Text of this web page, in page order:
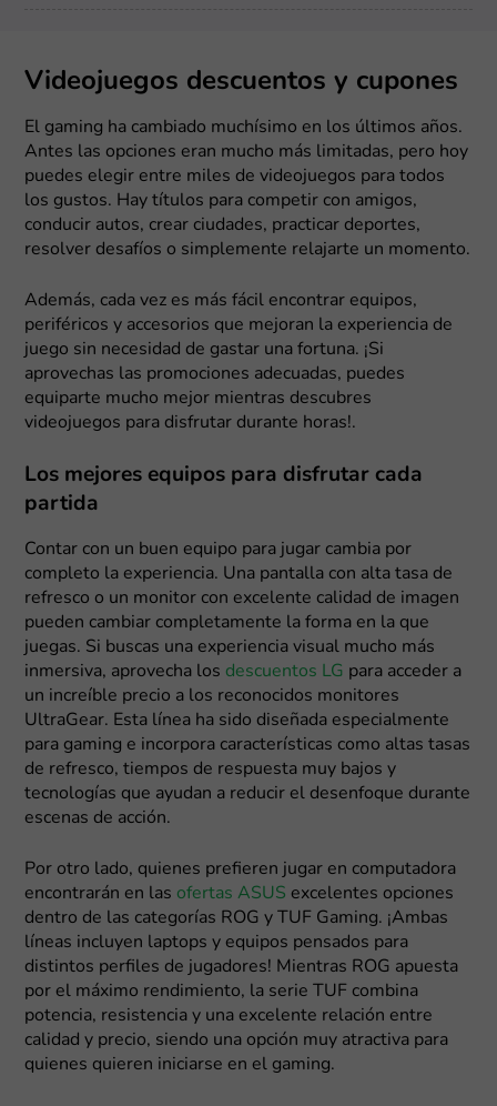
Videojuegos descuentos y cupones
El gaming ha cambiado muchísimo en los últimos años.
Antes las opciones eran mucho más limitadas, pero hoy
puedes elegir entre miles de videojuegos para todos
los gustos. Hay títulos para competir con amigos,
conducir autos, crear ciudades, practicar deportes,
resolver desafíos o simplemente relajarte un momento.
Además, cada vez es más fácil encontrar equipos,
periféricos y accesorios que mejoran la experiencia de
juego sin necesidad de gastar una fortuna. ¡Si
aprovechas las promociones adecuadas, puedes
equiparte mucho mejor mientras descubres
videojuegos para disfrutar durante horas!.
Los mejores equipos para disfrutar cada
partida
Contar con un buen equipo para jugar cambia por
completo la experiencia. Una pantalla con alta tasa de
refresco o un monitor con excelente calidad de imagen
pueden cambiar completamente la forma en la que
juegas. Si buscas una experiencia visual mucho más
inmersiva, aprovecha los descuentos LG para acceder a
un increíble precio a los reconocidos monitores
UltraGear. Esta línea ha sido diseñada especialmente
para gaming e incorpora características como altas tasas
de refresco, tiempos de respuesta muy bajos y
tecnologías que ayudan a reducir el desenfoque durante
escenas de acción.
Por otro lado, quienes prefieren jugar en computadora
encontrarán en las ofertas ASUS excelentes opciones
dentro de las categorías ROG y TUF Gaming. ¡Ambas
líneas incluyen laptops y equipos pensados para
distintos perfiles de jugadores! Mientras ROG apuesta
por el máximo rendimiento, la serie TUF combina
potencia, resistencia y una excelente relación entre
calidad y precio, siendo una opción muy atractiva para
quienes quieren iniciarse en el gaming.